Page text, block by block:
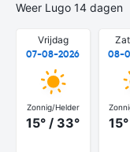
Weer Lugo 14 dagen
Vrijdag
07-08-2026
Zonnig/Helder
15° / 33°
08-